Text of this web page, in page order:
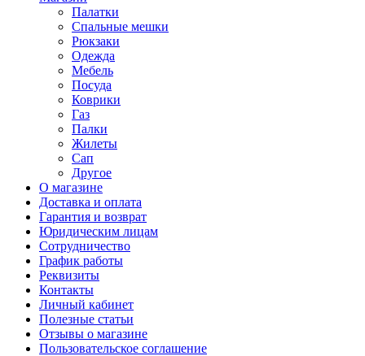
Палатки
Спальные мешки
Рюкзаки
Одежда
Мебель
Посуда
Коврики
Газ
Палки
Жилеты
Сап
Другое
О магазине
Доставка и оплата
Гарантия и возврат
Юридическим лицам
Сотрудничество
График работы
Реквизиты
Контакты
Личный кабинет
Полезные статьи
Отзывы о магазине
Пользовательское соглашение